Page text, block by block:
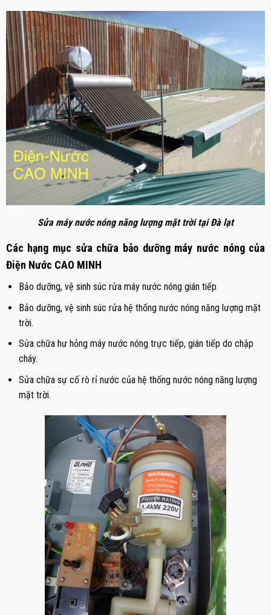
Sửa máy nước nóng năng lượng mặt trời tại Đà lạt
Các hạng mục sửa chữa bảo dưỡng máy nước nóng của
Điện Nước CAO MINH
Bảo dưỡng, vệ sinh súc rửa máy nước nóng gián tiếp.
Bảo dưỡng, vệ sinh súc rửa hệ thống nước nóng năng lượng mặt
trời.
Sửa chữa hư hỏng máy nước nóng trực tiếp, gián tiếp do chập
cháy.
Sửa chữa sự cố rò rỉ nước của hệ thống nước nóng năng lượng
mặt trời.